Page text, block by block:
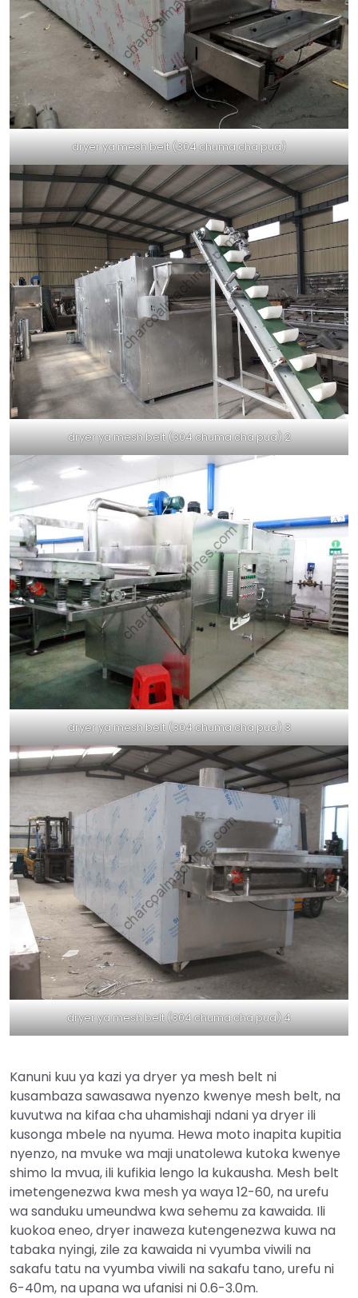
dryer ya mesh belt (304 chuma cha pua)
dryer ya mesh belt (304 chuma cha pua) 2
dryer ya mesh belt (304 chuma cha pua) 3
dryer ya mesh belt (304 chuma cha pua) 4
Kanuni kuu ya kazi ya dryer ya mesh belt ni
kusambaza sawasawa nyenzo kwenye mesh belt, na
kuvutwa na kifaa cha uhamishaji ndani ya dryer ili
kusonga mbele na nyuma. Hewa moto inapita kupitia
nyenzo, na mvuke wa maji unatolewa kutoka kwenye
shimo la mvua, ili kufikia lengo la kukausha. Mesh belt
imetengenezwa kwa mesh ya waya 12-60, na urefu
wa sanduku umeundwa kwa sehemu za kawaida. Ili
kuokoa eneo, dryer inaweza kutengenezwa kuwa na
tabaka nyingi, zile za kawaida ni vyumba viwili na
sakafu tatu na vyumba viwili na sakafu tano, urefu ni
6-40m, na upana wa ufanisi ni 0.6-3.0m.